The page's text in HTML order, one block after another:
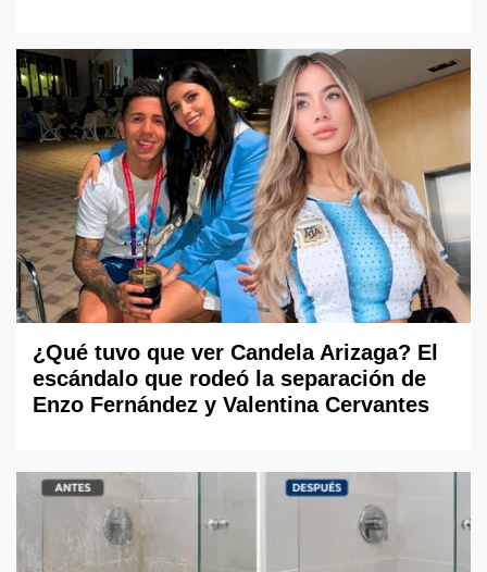
¿Qué tuvo que ver Candela Arizaga? El
escándalo que rodeó la separación de
Enzo Fernández y Valentina Cervantes